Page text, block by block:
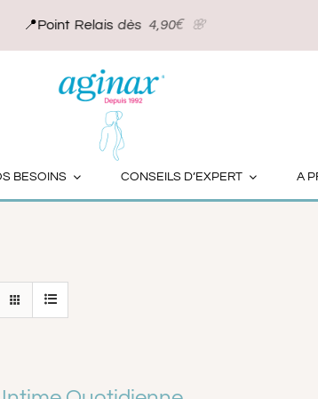
BESOINS CONSEILS D’EXPERT A
20 lingettes